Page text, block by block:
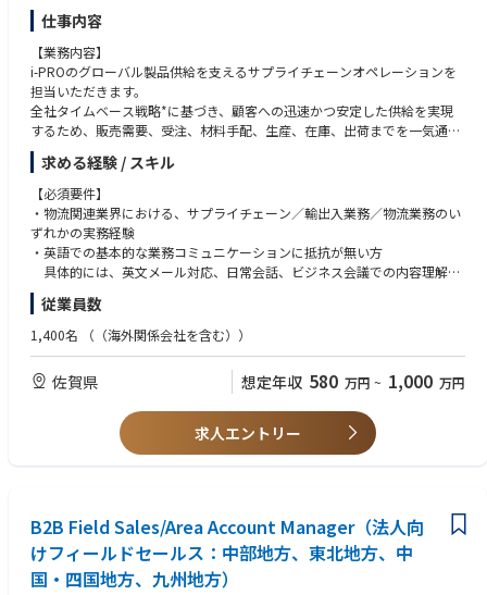
仕事内容
【業務内容】
i-PROのグローバル製品供給を支えるサプライチェーンオペレーションを
担当いただきます。
全社タイムベース戦略*に基づき、顧客への迅速かつ安定した供給を実現
するため、販売需要、受注、材料手配、生産、在庫、出荷までを一気通貫
で管理し、国内外の関係部門と連携しながら安定供給の実現に取り組んで
いただきます。
また、業務改善やデジタル活用を通じて、リードタイム短縮やオペレーシ
ョン品質向上を推進し、事業成長に貢献いただくポジションです。
*i-PROのタイムベース競争
【職務詳細】
1）E2Eサプライチェーンオペレーションの推進
・販売需要、受注、材料手配、生産、在庫、出荷までの情報を一気通貫で
把握し、担当する製品供給領域におけるサプライチェーンオペレーション
・販売、調達、製造、物流など関係部門と連携し、顧客要求や販売計画に
応じた安定供給を実現する。
標準プロセスに基づき正確に実行する。
・業務手順、判断基準、情報共有ルールの整備・改善に取り組み、オペレ
ーションのばらつきや属人化を抑制し、業務品質と再現性の向上を推進す
る。
求める経験 / スキル
【必須要件】
・物流関連業界における、サプライチェーン／輸出入業務／物流業務のい
ずれかの実務経験
・英語での基本的な業務コミュニケーションに抵抗が無い方
具体的には、英文メール対応、日常会話、ビジネス会議での内容理解が
できるレベル
・海外拠点・販売会社や取引先との調整業務経験（納期調整、在庫管理、
供給調整など）
【歓迎要件】
・製造業における物流・輸出入業務経験
・業務改善（標準化・可視化・自動化等）の実務経験
・ERP、SAP、BIツール、WMSなどのシステム使用経験
従業員数
1,400名 （（海外関係会社を含む））
佐賀県 想定年収 580 万円 ~ 1,000 万円
求人エントリー
B2B Field Sales/Area Account Manager（法人向
けフィールドセールス：中部地方、東北地方、中
国・四国地方、九州地方）